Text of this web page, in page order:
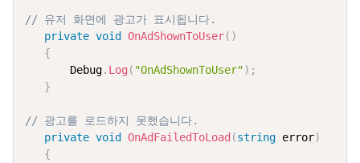
// 유저 화면에 광고가 표시됩니다.
private void OnAdShownToUser( )
{
       Debug
. Log ( "OnAdShownToUser") ;
}
// 광고를 로드하지 못했습니다.
private void OnAdFailedToLoad (string error)
{